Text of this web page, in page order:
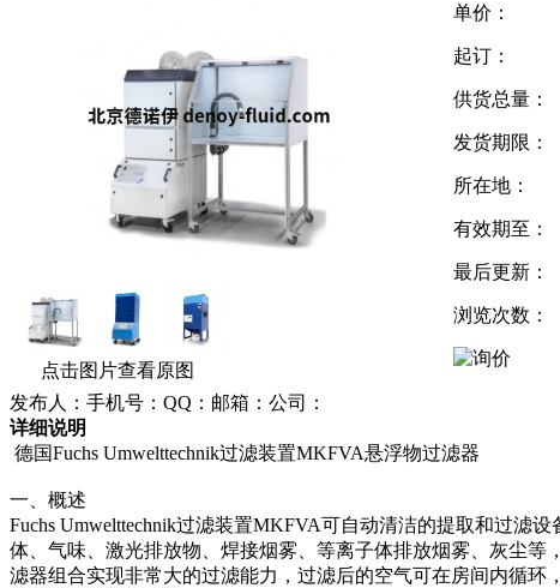
点击图片查看原图
单价：
起订：
供货总量：
发货期限：
所在地：
有效期至：
最后更新：
浏览次数：
发布人：手机号：QQ：邮箱：公司：
详细说明
德国Fuchs Umwelttechnik过滤装置MKFVA悬浮物过滤器
一、概述
Fuchs Umwelttechnik过滤装置MKFVA可自动清洁的提取和过滤
体、气味、激光排放物、焊接烟雾、等离子体排放烟雾、灰尘等
滤器组合实现非常大的过滤能力，过滤后的空气可在房间内循环